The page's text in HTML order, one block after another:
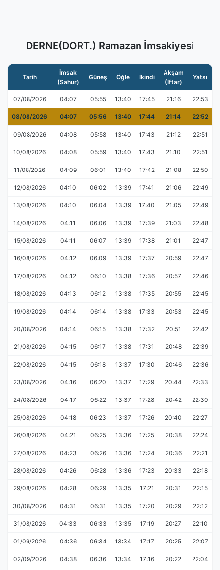
DERNE(DORT.) Ramazan İmsakiyesi
Tarih
İmsak
(Sahur)
Güneş Öğle İkindi
Akşam
(İftar)
Yatsı
07/08/2026 04:07 05:55 13:40 17:45 21:16 22:53
08/08/2026 04:07 05:56 13:40 17:44 21:14 22:52
09/08/2026 04:08 05:58 13:40 17:43 21:12 22:51
10/08/2026 04:08 05:59 13:40 17:43 21:10 22:51
11/08/2026 04:09 06:01 13:40 17:42 21:08 22:50
12/08/2026 04:10 06:02 13:39 17:41 21:06 22:49
13/08/2026 04:10 06:04 13:39 17:40 21:05 22:49
14/08/2026 04:11 06:06 13:39 17:39 21:03 22:48
15/08/2026 04:11 06:07 13:39 17:38 21:01 22:47
16/08/2026 04:12 06:09 13:39 17:37 20:59 22:47
17/08/2026 04:12 06:10 13:38 17:36 20:57 22:46
18/08/2026 04:13 06:12 13:38 17:35 20:55 22:45
19/08/2026 04:14 06:14 13:38 17:33 20:53 22:45
20/08/2026 04:14 06:15 13:38 17:32 20:51 22:42
21/08/2026 04:15 06:17 13:38 17:31 20:48 22:39
22/08/2026 04:15 06:18 13:37 17:30 20:46 22:36
23/08/2026 04:16 06:20 13:37 17:29 20:44 22:33
24/08/2026 04:17 06:22 13:37 17:28 20:42 22:30
25/08/2026 04:18 06:23 13:37 17:26 20:40 22:27
26/08/2026 04:21 06:25 13:36 17:25 20:38 22:24
27/08/2026 04:23 06:26 13:36 17:24 20:36 22:21
28/08/2026 04:26 06:28 13:36 17:23 20:33 22:18
29/08/2026 04:28 06:29 13:35 17:21 20:31 22:15
30/08/2026 04:31 06:31 13:35 17:20 20:29 22:12
31/08/2026 04:33 06:33 13:35 17:19 20:27 22:10
01/09/2026 04:36 06:34 13:34 17:17 20:25 22:07
02/09/2026 04:38 06:36 13:34 17:16 20:22 22:04